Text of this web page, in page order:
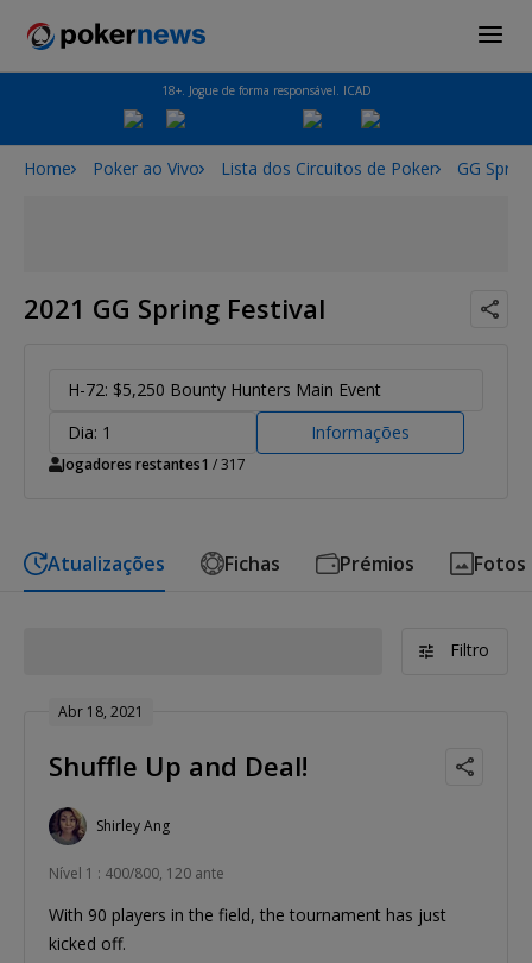
18+. Jogue de forma responsável. ICAD
Home Poker ao Vivo Lista dos Circuitos de Poker GG
2021 GG Spring Festival
H-72: $5,250 Bounty Hunters Main Event
Dia: 1
Informações
Jogadores restantes1 / 317
Atualizações Fichas Prémios Fotos
Filtro
Abr 18, 2021
Shuffle Up and Deal!
Shirley Ang
Nível 1 : 400/800, 120 ante
With 90 players in the field, the tournament has just
kicked off.